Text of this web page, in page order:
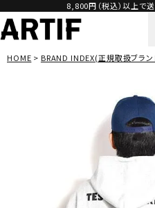
8,800円（税込）以上で
HOME BRAND INDEX(正規取扱ブラン